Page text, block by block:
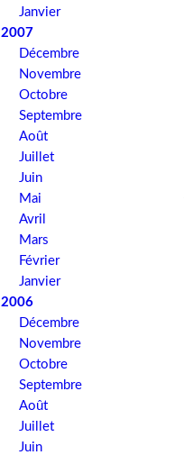
Janvier
2007
Décembre
Novembre
Octobre
Septembre
Août
Juillet
Juin
Mai
Avril
Mars
Février
Janvier
2006
Décembre
Novembre
Octobre
Septembre
Août
Juillet
Juin